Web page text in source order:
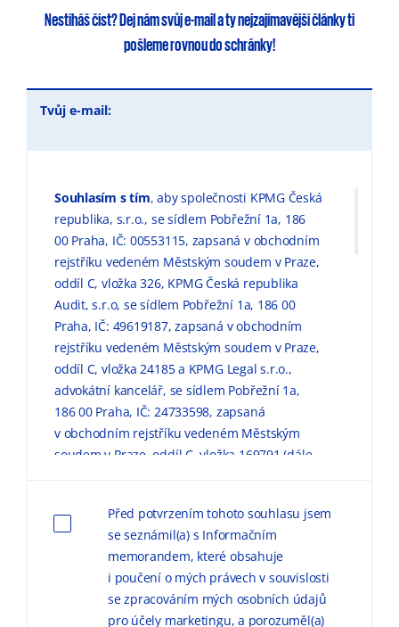
Nestíháš číst?Dej nám svůj e-maila tynejzajímavější článkyti
pošleme rovnou do schránky!
Tvůj e-mail:
Souhlasím s tím, aby společnosti KPMG Česká
republika, s.r.o., se sídlem Pobřežní 1a, 186
00 Praha, IČ: 00553115, zapsaná v obchodním
rejstříku vedeném Městským soudem v Praze,
oddíl C, vložka 326, KPMG Česká republika
Audit, s.r.o, se sídlem Pobřežní 1a, 186 00
Praha, IČ: 49619187, zapsaná v obchodním
rejstříku vedeném Městským soudem v Praze,
oddíl C, vložka 24185 a KPMG Legal s.r.o.,
advokátní kancelář, se sídlem Pobřežní 1a,
186 00 Praha, IČ: 24733598, zapsaná
v obchodním rejstříku vedeném Městským
soudem v Praze, oddíl C, vložka 169791 (dále
způsobem, v rozsahu a za podmínek
uvedených níže a vInformačním memorandu
o zpracování osobních údajů (dále jen
Informační memorandum“).
Před potvrzením tohoto souhlasu jsem
se seznámil(a) s Informačním
memorandem, které obsahuje
i poučení o mých právech v souvislosti
se zpracováním mých osobních údajů
pro účely marketingu, a porozuměl(a)